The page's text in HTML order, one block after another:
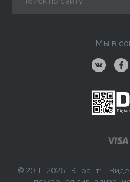
Мы в
© 2011 - 2026 ТК Грант: –